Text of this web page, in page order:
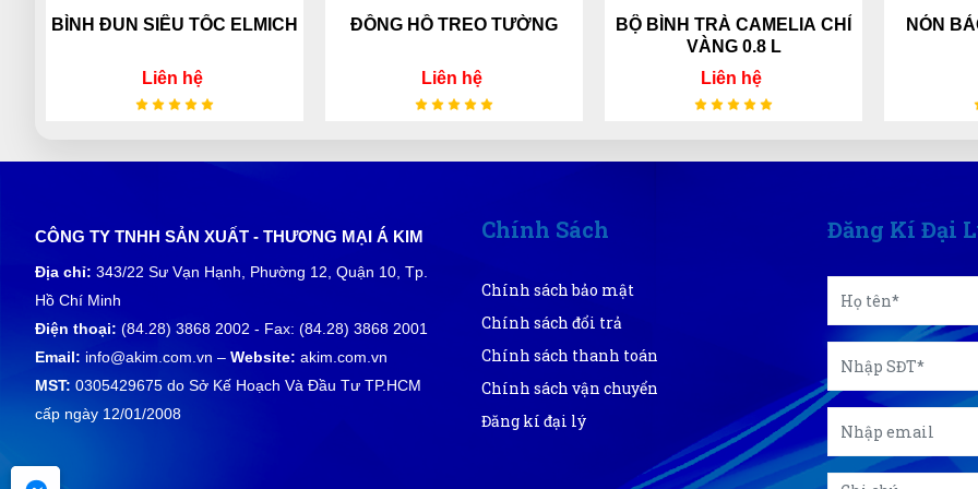
BÌNH ĐUN SIÊU TỐC ELMICH
Liên hệ
ĐỒNG HỒ TREO TƯỜNG
Liên hệ
BỘ BÌNH TRÀ CAMELIA CHỈ
VÀNG 0.8 L
Liên hệ
NÓN
CÔNG TY TNHH SẢN XUẤT - THƯƠNG MẠI Á KIM
Địa chỉ: 343/22 Sư Vạn Hạnh, Phường 12, Quận 10, Tp.
Hồ Chí Minh
Điện thoại: (84.28) 3868 2002 - Fax: (84.28) 3868 2001
Email: info@akim.com.vn – Website: akim.com.vn
MST: 0305429675 do Sở Kế Hoạch Và Đầu Tư TP.HCM
cấp ngày 12/01/2008
Chính Sách
Chính sách bảo mật
Chính sách đổi trả
Chính sách thanh toán
Chính sách vận chuyển
Đăng kí đại lý
Đăng Kí Đại